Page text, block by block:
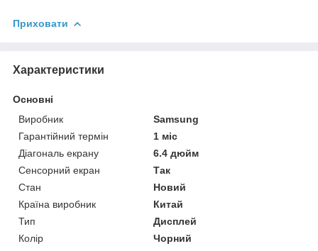
Приховати
Характеристики
Основні
Виробник
Samsung
Гарантійний термін
1 міс
Діагональ екрану
6.4 дюйм
Сенсорний екран
Так
Стан
Новий
Країна виробник
Китай
Тип
Дисплей
Колір
Чорний